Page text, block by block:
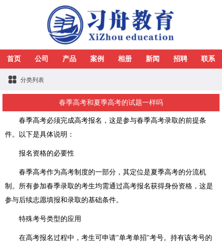
首页 公司 产品 案例 相册 新闻 招聘 联系
分类列表
春季高考和夏季高考的试题一样吗
春季高考必须完成高考报名，这是参与春季高考录取的前提条
件。以下是具体说明：
报名资格的必要性
春季高考作为高考制度的一部分，其定位是夏季高考的分流机
制。所有参加春季录取的考生均需通过高考报名获得身份资格，这是
参与后续志愿填报和录取的基础条件。
特殊考号类型的应用
在高考报名过程中，考生可申请"单考单招"考号。持有该考号的